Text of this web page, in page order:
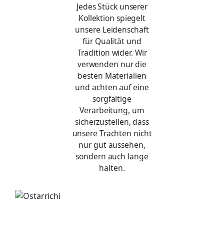
Jedes Stück unserer
Kollektion spiegelt
unsere Leidenschaft
für Qualität und
Tradition wider. Wir
verwenden nur die
besten Materialien
und achten auf eine
sorgfältige
Verarbeitung, um
sicherzustellen, dass
unsere Trachten nicht
nur gut aussehen,
sondern auch lange
halten.